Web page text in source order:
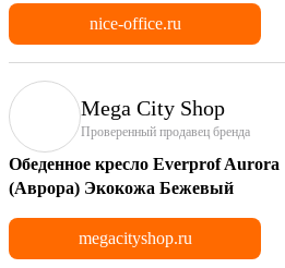
nice-office.ru
Mega City Shop
Проверенный продавец бренда
Обеденное кресло Everprof Aurora
(Аврора) Экокожа Бежевый
megacityshop.ru